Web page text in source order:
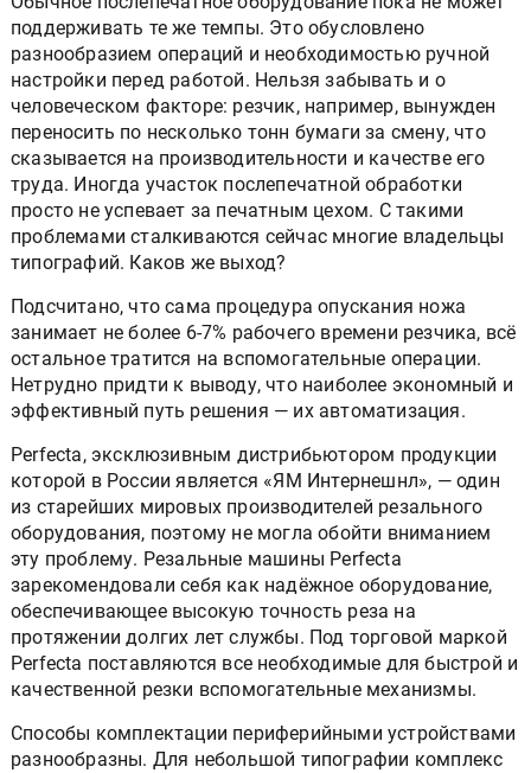
поддерживать те же темпы. Это обусловлено
разнообразием операций и необходимостью ручной
настройки перед работой. Нельзя забывать и о
человеческом факторе: резчик, например, вынужден
переносить по несколько тонн бумаги за смену, что
сказывается на производительности и качестве его
труда. Иногда участок послепечатной обработки
просто не успевает за печатным цехом. С такими
проблемами сталкиваются сейчас многие владельцы
типографий. Каков же выход?
Подсчитано, что сама процедура опускания ножа
занимает не более 6-7% рабочего времени резчика, всё
остальное тратится на вспомогательные операции.
Нетрудно придти к выводу, что наиболее экономный и
эффективный путь решения — их автоматизация.
Perfecta, эксклюзивным дистрибьютором продукции
которой в России является «ЯМ Интернешнл», — один
из старейших мировых производителей резального
оборудования, поэтому не могла обойти вниманием
эту проблему. Резальные машины Perfecta
зарекомендовали себя как надёжное оборудование,
обеспечивающее высокую точность реза на
протяжении долгих лет службы. Под торговой маркой
Perfecta поставляются все необходимые для быстрой и
качественной резки вспомогательные механизмы.
Способы комплектации периферийными устройствами
разнообразны. Для небольшой типографии комплекс